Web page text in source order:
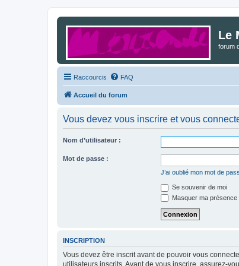
Le
forum
Raccourcis FAQ
Accueil du forum
Vous devez vous inscrire et vous
Nom d’utilisateur :
Mot de passe :
J’ai oublié mon mot de
Se souvenir de moi
Masquer ma
INSCRIPTION
Vous devez être inscrit avant de pouvoir vous
utilisateurs inscrits. Avant de vous inscrire, assurez-